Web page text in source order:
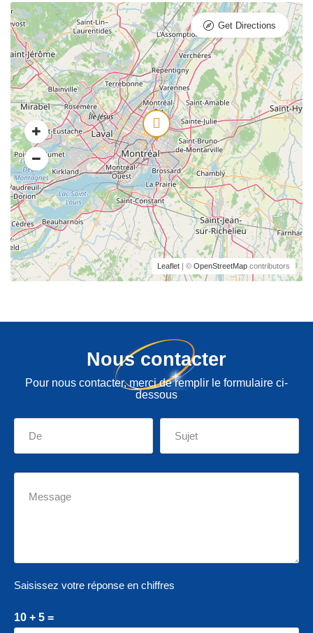
Leaflet | © OpenStreetMap contributors
Get Directions
Nous contacter
Pour nous contacter, merci de remplir le formulaire ci-
dessous
Saisissez votre réponse en chiffres
10 + 5 =